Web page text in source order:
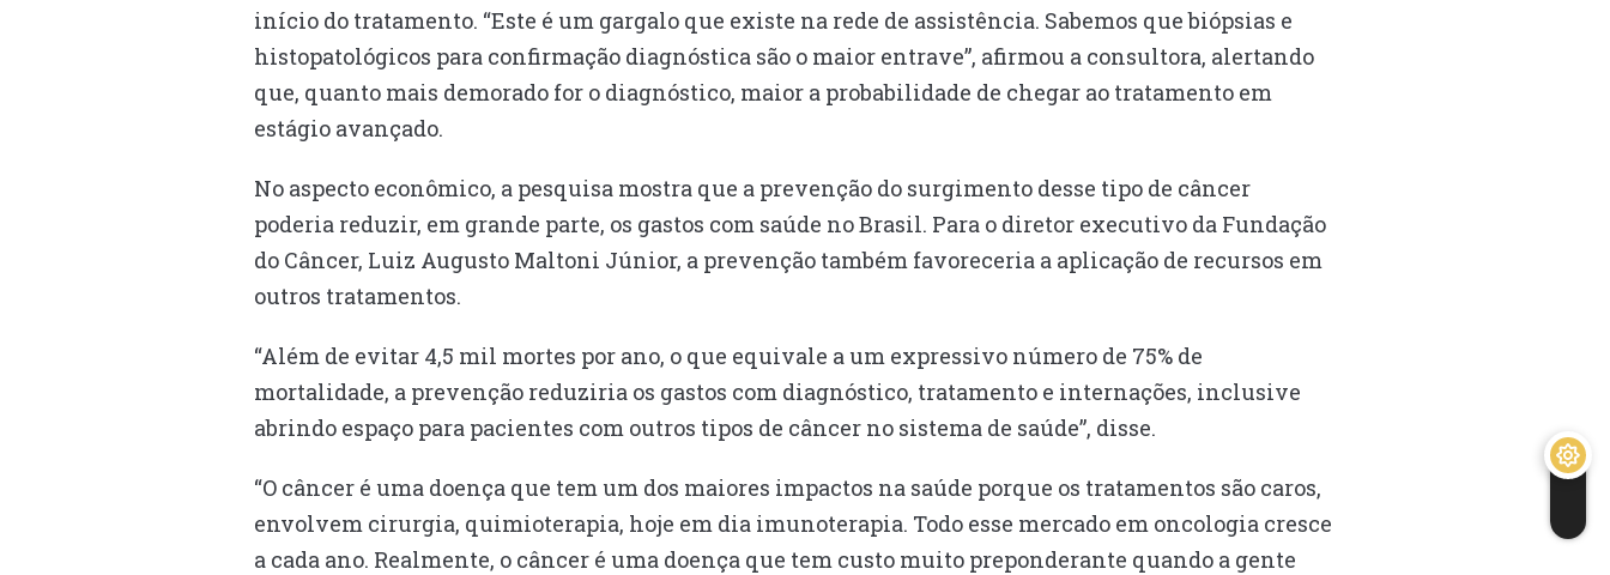
início do tratamento. “Este é um gargalo que existe na rede de assistência. Sabemos que biópsias e
histopatológicos para confirmação diagnóstica são o maior entrave”, afirmou a consultora, alertando
que, quanto mais demorado for o diagnóstico, maior a probabilidade de chegar ao tratamento em
estágio avançado.
No aspecto econômico, a pesquisa mostra que a prevenção do surgimento desse tipo de câncer
poderia reduzir, em grande parte, os gastos com saúde no Brasil. Para o diretor executivo da Fundação
do Câncer, Luiz Augusto Maltoni Júnior, a prevenção também favoreceria a aplicação de recursos em
outros tratamentos.
“Além de evitar 4,5 mil mortes por ano, o que equivale a um expressivo número de 75% de
mortalidade, a prevenção reduziria os gastos com diagnóstico, tratamento e internações, inclusive
abrindo espaço para pacientes com outros tipos de câncer no sistema de saúde”, disse.
“O câncer é uma doença que tem um dos maiores impactos na saúde porque os tratamentos são caros,
envolvem cirurgia, quimioterapia, hoje em dia imunoterapia. Todo esse mercado em oncologia cresce
a cada ano. Realmente, o câncer é uma doença que tem custo muito preponderante quando a gente